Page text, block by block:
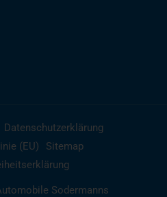
Datenschutzerklärung
(EU)
Sitemap
Sodermanns